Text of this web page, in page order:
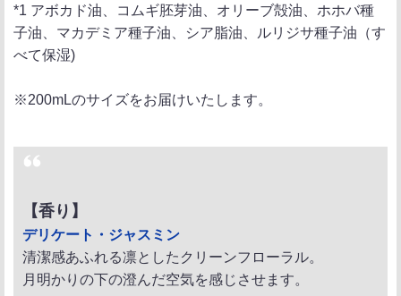
*1 アボカド油、コムギ胚芽油、オリーブ殻油、ホホバ種
子油、マカデミア種子油、シア脂油、ルリジサ種子油（す
べて保湿)
※200mLのサイズをお届けいたします。
【香り】
デリケート・ジャスミン
清潔感あふれる凛としたクリーンフローラル。
月明かりの下の澄んだ空気を感じさせます。